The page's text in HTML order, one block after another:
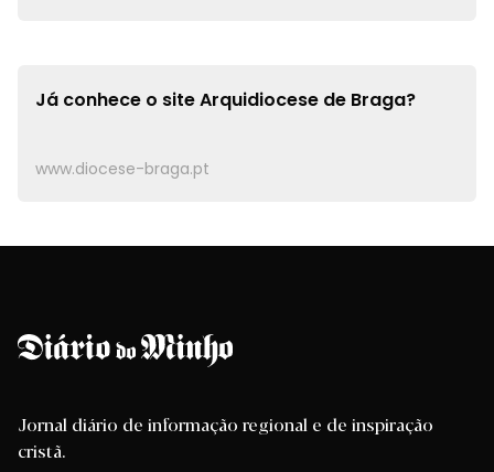
Já conhece o siteArquidiocese de Braga?
www.diocese-braga.pt
Jornal diário de informação regional e de inspiração
cristã.